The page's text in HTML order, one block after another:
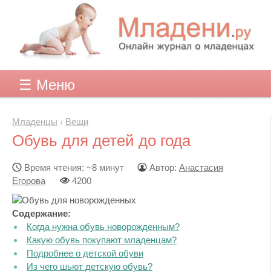
Младенцы Вещи
Обувь для детей до года
Время чтения: ~8 минут Автор: Анастасия
Егорова
4200
Содержание:
Когда нужна обувь новорожденным?
Какую обувь покупают младенцам?
Подробнее о детской обуви
Из чего шьют детскую обувь?
☰ Меню